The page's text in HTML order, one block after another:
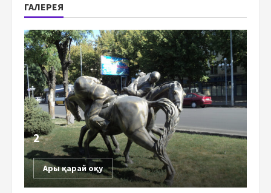
ГАЛЕРЕЯ
2
Ары қарай оқу